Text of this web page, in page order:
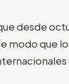
desde
modo que